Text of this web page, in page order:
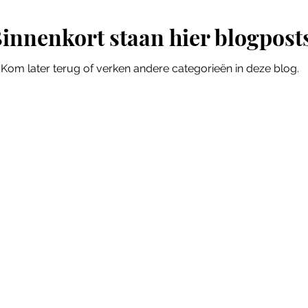
staan hier
Kom later terug of verken andere categorieën in deze blog.